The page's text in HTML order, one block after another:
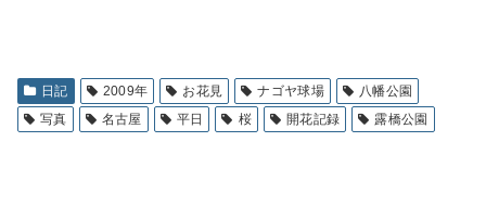
a
d
s
k
e
b
n
a
e
st
y
Li
日記 2009年 お花見 ナゴヤ球場
八幡公園
写真
名古屋 平日 桜 開花記録 露橋公園